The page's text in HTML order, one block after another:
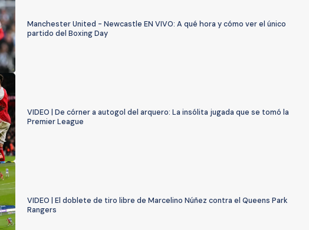
Manchester United - Newcastle EN VIVO: A qué hora y cómo ver el único
partido del Boxing Day
VIDEO | De córner a autogol del arquero: La insólita jugada que se tomó la
Premier League
VIDEO | El doblete de tiro libre de Marcelino Núñez contra el Queens Park
Rangers